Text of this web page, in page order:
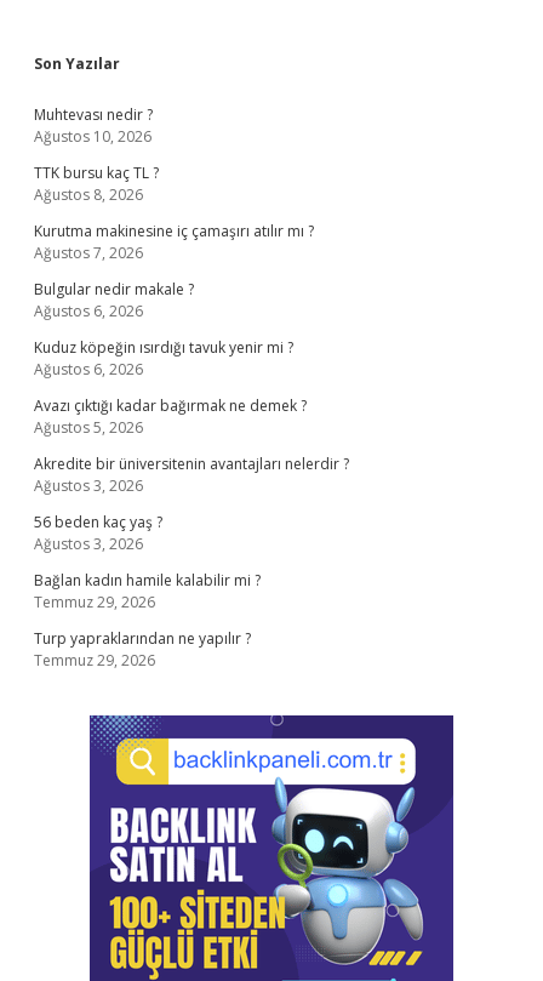
Sidebar
Son Yazılar
Muhtevası nedir ?
Ağustos 10, 2026
TTK bursu kaç TL ?
Ağustos 8, 2026
Kurutma makinesine iç çamaşırı atılır mı ?
Ağustos 7, 2026
Bulgular nedir makale ?
Ağustos 6, 2026
Kuduz köpeğin ısırdığı tavuk yenir mi ?
Ağustos 6, 2026
Avazı çıktığı kadar bağırmak ne demek ?
Ağustos 5, 2026
Akredite bir üniversitenin avantajları nelerdir ?
Ağustos 3, 2026
56 beden kaç yaş ?
Ağustos 3, 2026
Bağlan kadın hamile kalabilir mi ?
Temmuz 29, 2026
Turp yapraklarından ne yapılır ?
Temmuz 29, 2026